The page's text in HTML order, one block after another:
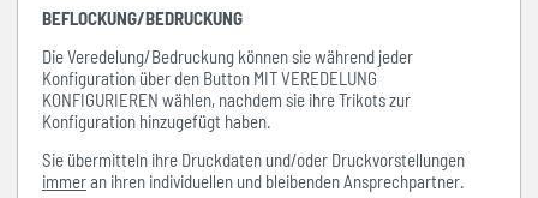
BEFLOCKUNG/BEDRUCKUNG
Die Veredelung/Bedruckung können sie während jeder
Konfiguration über den Button MIT VEREDELUNG
KONFIGURIEREN wählen, nachdem sie ihre Trikots zur
Konfiguration hinzugefügt haben.
Sie übermitteln ihre Druckdaten und/oder Druckvorstellungen
immeran ihren individuellen und bleibenden Ansprechpartner.